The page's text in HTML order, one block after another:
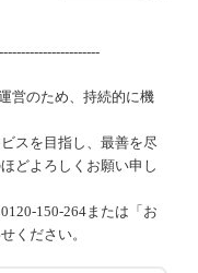
営のため、持続的に機
スを目指し、最善を尽
どよろしくお願い申し
150-264または「お
ください。